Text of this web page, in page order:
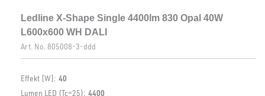
Ledline X-Shape Single 4400lm 830 Opal 40W
L600x600 WH DALI
Art. No. 805008-3-ddd
Effekt [W]: 40
Lumen LED (Tc=25): 4400